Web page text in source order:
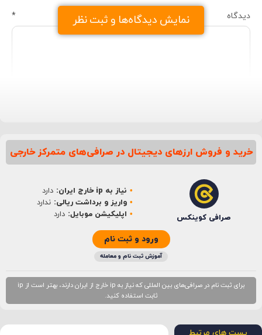
نمایش دیدگاه‌ها و ثبت نظر
دیدگاه *
نام*
خرید و فروش ارزهای دیجیتال در صرافی‌های متمرکز خارجی
صرافی کوینکس
نیاز به ip خارج ایران:
دارد
واریز و برداشت ریالی: ندارد
اپلیکیشن موبایل: دارد
ورود و ثبت نام
آموزش ثبت نام و معامله
برای ثبت نام در صرافی‌های بین المللی که نیاز به ip خارج از ایران دارند، بهتر است از ip
ثابت استفاده کنید.
پست های مرتبط